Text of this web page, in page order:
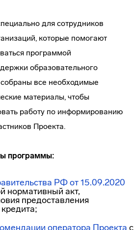
для сотрудников
которые помогают
программой
образовательного
все необходимые
материалы, чтобы
работу по информированию
Проекта.
программы:
РФ от 15.09.2020
нормативный акт,
предоставления
оператора Проекта с